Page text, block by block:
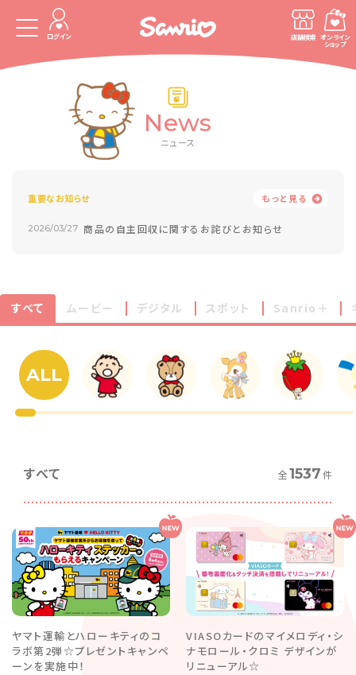
ログイン 店舗検索 オンライン
ショップ
News
ニュース
重要なお知らせ もっと見る
2026/03/27 商品の自主回収に関するお詫びとお知らせ
すべて ムービー デジタル スポット Sanrio＋
ALL
すべて 全1537件
ヤマト運輸とハローキティのコ
ラボ第2弾☆プレゼントキャンペ
ーンを実施中！
VIASOカードのマイメロディ・シ
ナモロール・クロミ デザインが
リニューアル☆